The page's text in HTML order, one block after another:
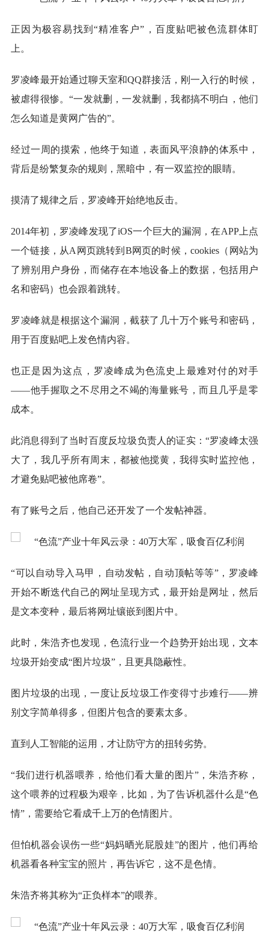
正因为极容易找到“精准客户”，百度贴吧被色流群体盯
上。
罗凌峰最开始通过聊天室和QQ群接活，刚一入行的时候，
被虐得很惨。“一发就删，一发就删，我都搞不明白，他们
怎么知道是黄网广告的”。
经过一周的摸索，他终于知道，表面风平浪静的体系中，
背后是纷繁复杂的规则，黑暗中，有一双监控的眼睛。
摸清了规律之后，罗凌峰开始绝地反击。
2014年初，罗凌峰发现了iOS一个巨大的漏洞，在APP上点
一个链接，从A网页跳转到B网页的时候，cookies（网站为
了辨别用户身份，而储存在本地设备上的数据，包括用户
名和密码）也会跟着跳转。
罗凌峰就是根据这个漏洞，截获了几十万个账号和密码，
用于百度贴吧上发色情内容。
也正是因为这点，罗凌峰成为色流史上最难对付的对手
——他手握取之不尽用之不竭的海量账号，而且几乎是零
成本。
此消息得到了当时百度反垃圾负责人的证实：“罗凌峰太强
大了，我几乎所有周末，都被他搅黄，我得实时监控他，
才避免贴吧被他席卷”。
有了账号之后，他自己还开发了一个发帖神器。
“可以自动导入马甲，自动发帖，自动顶帖等等”，罗凌峰
开始不断迭代自己的网址呈现方式，最开始是网址，然后
是文本变种，最后将网址镶嵌到图片中。
此时，朱浩齐也发现，色流行业一个趋势开始出现，文本
垃圾开始变成“图片垃圾”，且更具隐蔽性。
图片垃圾的出现，一度让反垃圾工作变得寸步难行——辨
别文字简单得多，但图片包含的要素太多。
直到人工智能的运用，才让防守方的扭转劣势。
“我们进行机器喂养，给他们看大量的图片”，朱浩齐称，
这个喂养的过程极为艰辛，比如，为了告诉机器什么是“色
情”，需要给它看成千上万的色情图片。
但怕机器会误伤一些“妈妈晒光屁股娃”的图片，他们再给
机器看各种宝宝的照片，再告诉它，这不是色情。
朱浩齐将其称为“正负样本”的喂养。